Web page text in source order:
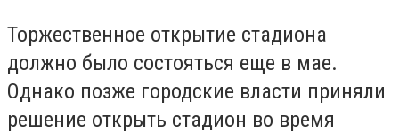
Торжественное открытие стадиона
должно было состояться еще в мае.
Однако позже городские власти приняли
решение открыть стадион во время